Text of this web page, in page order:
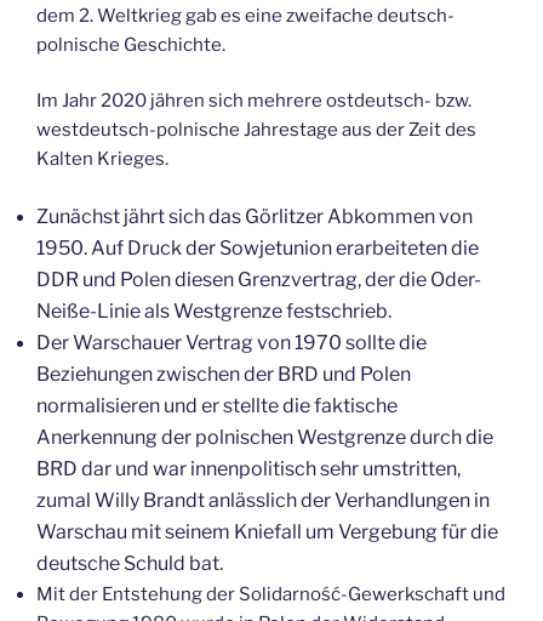
dem 2. Weltkrieg gab es eine zweifache deutsch-
polnische Geschichte.
Im Jahr 2020 jähren sich mehrere ostdeutsch- bzw.
westdeutsch-polnische Jahrestage aus der Zeit des
Kalten Krieges.
Zunächst jährt sich das Görlitzer Abkommen von
1950. Auf Druck der Sowjetunion erarbeiteten die
DDR und Polen diesen Grenzvertrag, der die Oder-
Neiße-Linie als Westgrenze festschrieb.
Der Warschauer Vertrag von 1970 sollte die
Beziehungen zwischen der BRD und Polen
normalisieren und er stellte die faktische
Anerkennung der polnischen Westgrenze durch die
BRD dar und war innenpolitisch sehr umstritten,
zumal Willy Brandt anlässlich der Verhandlungen in
Warschau mit seinem Kniefall um Vergebung für die
deutsche Schuld bat.
Mit der Entstehung der Solidarność-Gewerkschaft und